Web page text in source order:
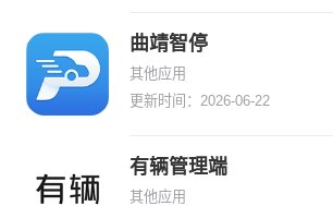
曲靖智停
其他应用
更新时间：2026-06-22
有辆管理端
其他应用